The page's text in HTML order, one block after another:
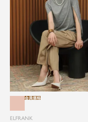
ELFRANK
会員価格